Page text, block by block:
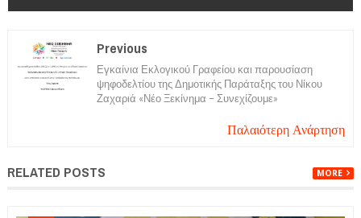
Previous
Εγκαίνια Εκλογικού Γραφείου και παρουσίαση
ψηφοδελτίου της Δημοτικής Παράταξης του Νίκου
Ζαχαριά «Νέο Ξεκίνημα – Συνεχίζουμε»
Παλαιότερη Ανάρτηση
RELATED POSTS MORE